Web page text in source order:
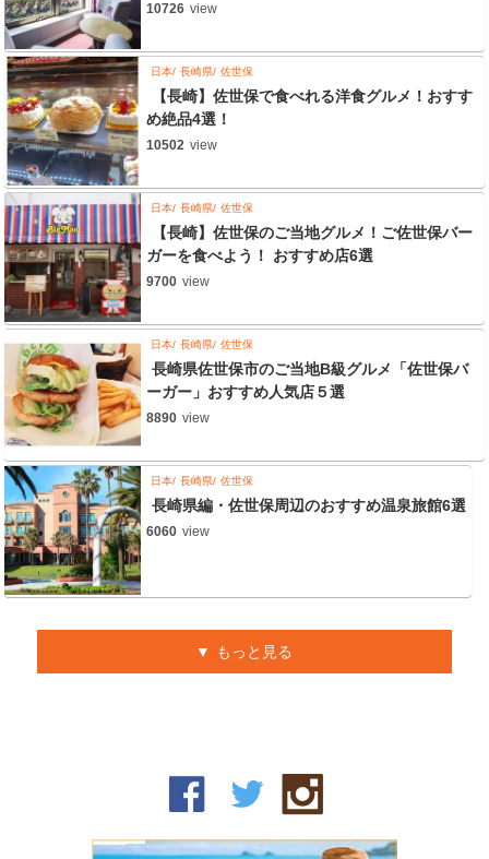
10726 view
日本 長崎県 佐世保
【長崎】佐世保で食べれる洋食グルメ！おすす
め絶品4選！
10502 view
日本 長崎県 佐世保
【長崎】佐世保のご当地グルメ！ご佐世保バー
ガーを食べよう！ おすすめ店6選
9700 view
日本 長崎県 佐世保
長崎県佐世保市のご当地B級グルメ「佐世保バ
ーガー」おすすめ人気店５選
8890 view
日本 長崎県 佐世保
長崎県編・佐世保周辺のおすすめ温泉旅館6選
6060 view
もっと見る